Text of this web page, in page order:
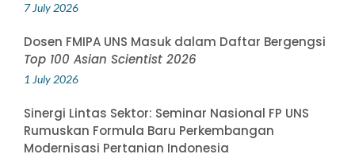
7 July 2026
Dosen FMIPA UNS Masuk dalam Daftar Bergengsi
Top 100 Asian Scientist 2026
1 July 2026
Sinergi Lintas Sektor: Seminar Nasional FP UNS
Rumuskan Formula Baru Perkembangan
Modernisasi Pertanian Indonesia